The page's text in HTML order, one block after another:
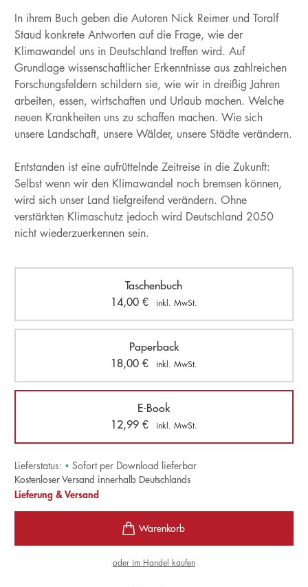
In ihrem Buch geben die Autoren Nick Reimer und Toralf
Staud konkrete Antworten auf die Frage, wie der
Klimawandel uns in Deutschland treffen wird. Auf
Grundlage wissenschaftlicher Erkenntnisse aus zahlreichen
Forschungsfeldern schildern sie, wie wir in dreißig Jahren
arbeiten, essen, wirtschaften und Urlaub machen. Welche
neuen Krankheiten uns zu schaffen machen. Wie sich
unsere Landschaft, unsere Wälder, unsere Städte verändern.
Entstanden ist eine aufrüttelnde Zeitreise in die Zukunft:
Selbst wenn wir den Klimawandel noch bremsen können,
wird sich unser Land tiefgreifend verändern. Ohne
verstärkten Klimaschutz jedoch wird Deutschland 2050
nicht wiederzuerkennen sein.
Taschenbuch
14,00 € inkl. MwSt.
Paperback
18,00 € inkl. MwSt.
E-Book
12,99 € inkl. MwSt.
Lieferstatus: • Sofort per Download lieferbar
Kostenloser Versand innerhalb Deutschlands
Lieferung & Versand
oder im Handel kaufen